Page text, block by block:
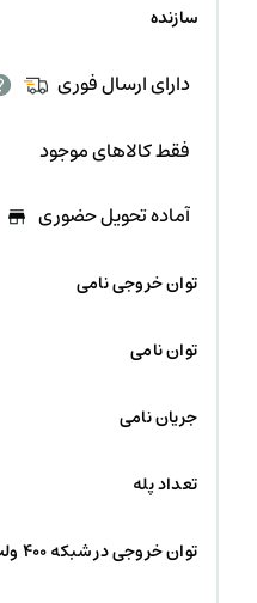
سازنده
دارای ارسال فوری
فقط کالاهای موجود
آماده تحویل حضوری
توان خروجی نامی
توان نامی
جریان نامی
تعداد پله
توان خروجی در شبکه ۴۰۰ ولت